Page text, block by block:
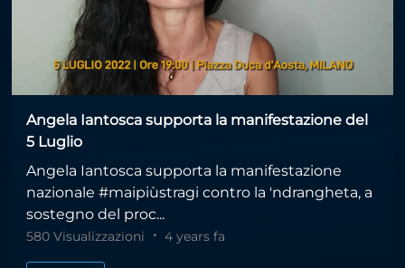
Angela Iantosca supporta la manifestazione del
5 Luglio
Angela Iantosca supporta la manifestazione
nazionale #maipiùstragi contro la 'ndrangheta, a
sostegno del proc...
580 Visualizzazioni 4 years fa